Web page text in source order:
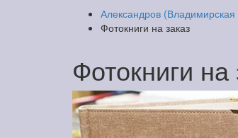
Александров (Владимирская
Фотокниги на заказ
Фотокниги